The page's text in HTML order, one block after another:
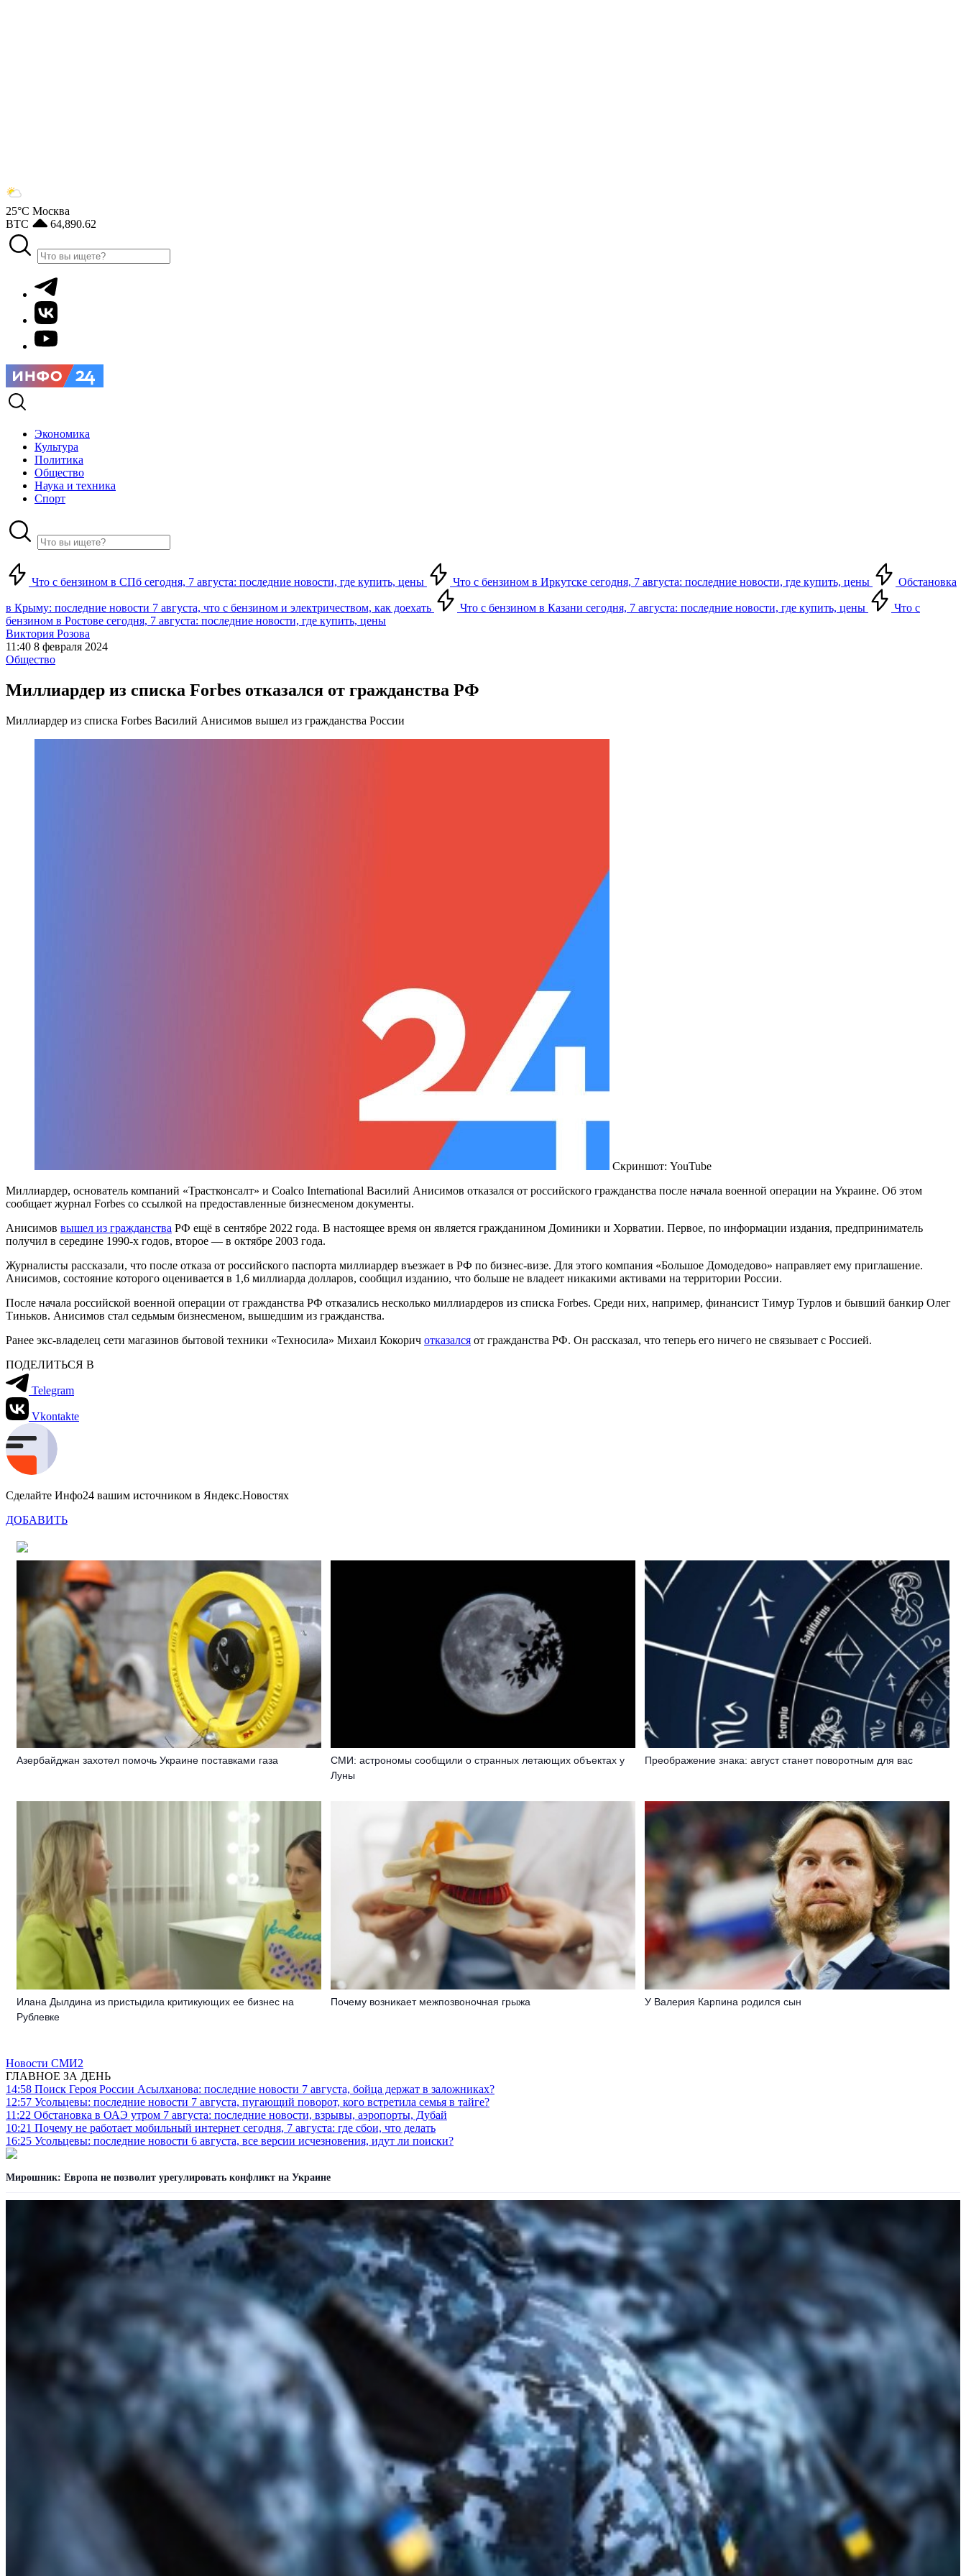
25°С Москва
BTC
64,890.62
Экономика
Культура
Политика
Общество
Наука и техника
Спорт
Что с бензином в СПб сегодня, 7 августа: последние новости, где купить, цены Что с бензином в Иркутске сегодня, 7 августа: последние новости, где купить, цены Обстановка
в Крыму: последние новости 7 августа, что с бензином и электричеством, как доехать Что с бензином в Казани сегодня, 7 августа: последние новости, где купить, цены
Что с
бензином в Ростове сегодня, 7 августа: последние новости, где купить, цены
Виктория Розова
11:40 8 февраля 2024
Общество
Миллиардер из списка Forbes отказался от гражданства РФ
Миллиардер из списка Forbes Василий Анисимов вышел из гражданства России
Скриншот: YouTube
Миллиардер, основатель компаний «Трастконсалт» и Coalco International Василий Анисимов отказался от российского гражданства после начала военной операции на Украине. Об этом
сообщает журнал Forbes со ссылкой на предоставленные бизнесменом документы.
Анисимов вышел из гражданства РФ ещё в сентябре 2022 года. В настоящее время он является гражданином Доминики и Хорватии. Первое, по информации издания, предприниматель
получил в середине 1990-х годов, второе — в октябре 2003 года.
Журналисты рассказали, что после отказа от российского паспорта миллиардер въезжает в РФ по бизнес-визе. Для этого компания «Большое Домодедово» направляет ему приглашение.
Анисимов, состояние которого оценивается в 1,6 миллиарда долларов, сообщил изданию, что больше не владеет никакими активами на территории России.
После начала российской военной операции от гражданства РФ отказались несколько миллиардеров из списка Forbes. Среди них, например, финансист Тимур Турлов и бывший банкир Олег
Тиньков. Анисимов стал седьмым бизнесменом, вышедшим из гражданства.
Ранее экс-владелец сети магазинов бытовой техники «Техносила» Михаил Кокорич отказался от гражданства РФ. Он рассказал, что теперь его ничего не связывает с Россией.
ПОДЕЛИТЬСЯ В
Telegram
Vkontakte
Сделайте Инфо24 вашим источником в Яндекс.Новостях
ДОБАВИТЬ
Азербайджан захотел помочь Украине поставками газа
СМИ: астрономы сообщили о странных летающих объектах у
Луны
Преображение знака: август станет поворотным для вас
Илана Дылдина из пристыдила критикующих ее бизнес на
Рублевке
Почему возникает межпозвоночная грыжа У Валерия Карпина родился сын
Новости СМИ2
ГЛАВНОЕ ЗА ДЕНЬ
14:58 Поиск Героя России Асылханова: последние новости 7 августа, бойца держат в заложниках?
12:57 Усольцевы: последние новости 7 августа, пугающий поворот, кого встретила семья в тайге?
11:22 Обстановка в ОАЭ утром 7 августа: последние новости, взрывы, аэропорты, Дубай
10:21 Почему не работает мобильный интернет сегодня, 7 августа: где сбои, что делать
16:25 Усольцевы: последние новости 6 августа, все версии исчезновения, идут ли поиски?
Мирошник: Европа не позволит урегулировать конфликт на Украине